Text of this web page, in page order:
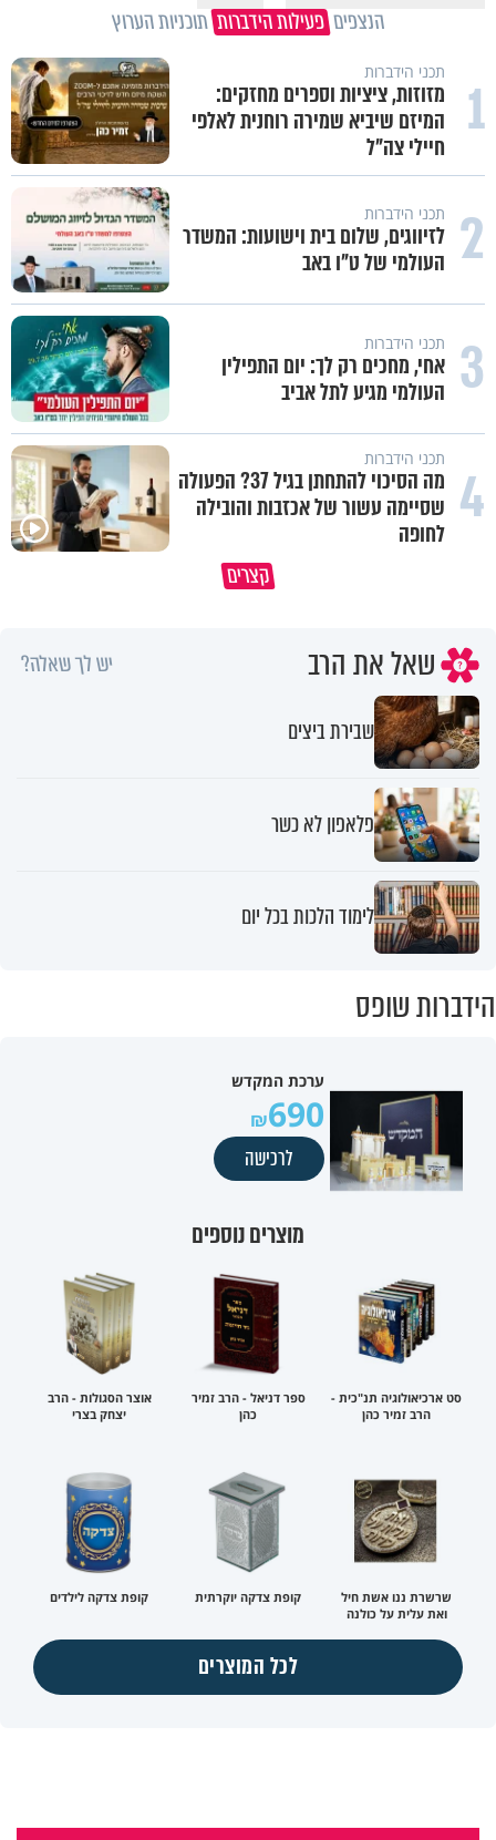
הנצפים פעילות הידברות תוכניות הערוץ
1 תכני הידברות
מזוזות, ציציות וספרים מחזקים:
המיזם שיביא שמירה רוחנית לאלפי
חיילי צה"ל
2 תכני הידברות
לזיווגים, שלום בית וישועות: המשדר
העולמי של ט"ו באב
3 תכני הידברות
אחי, מחכים רק לך: יום התפילין
העולמי מגיע לתל אביב
4 תכני הידברות
מה הסיכוי להתחתן בגיל 37? הפעולה
שסיימה עשור של אכזבות והובילה
לחופה
קצרים
מתחילים לעבוד לקראת ראש השנה
הרגעים הקשים ביותר בחיים
שאל את הרב יש לך שאלה?
שבירת ביצים
פלאפון לא כשר
לימוד הלכות בכל יום
הידברות שופס
ערכת המקדש
690
לרכישה
מוצרים נוספים
סט ארכיאולוגיה תנ"כית -
הרב זמיר כהן
ספר דניאל - הרב זמיר
כהן
אוצר הסגולות - הרב
יצחק בצרי
שרשרת ננו אשת חיל
ואת עלית על כולנה
קופת צדקה יוקרתית קופת צדקה לילדים
לכל המוצרים